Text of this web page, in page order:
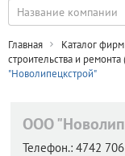
Главная Каталог фирм
строительства и
"Новолипецкстрой"
ООО
Телефон.: 4742